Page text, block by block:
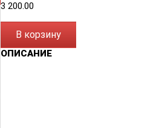
3 200.00
В корзину
ОПИСАНИЕ